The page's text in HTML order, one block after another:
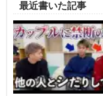
最近書いた記事